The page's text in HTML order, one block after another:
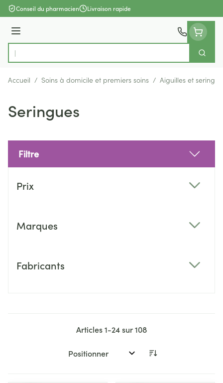
Aller au contenu
Conseil du pharmacien Livraison rapide
Menu
Rechercher
Accueil / Soins à domicile et premiers soins / Aiguilles et
Seringues
Filtre
Prix
Marques
Fabricants
Articles1-24sur108
Trier par: